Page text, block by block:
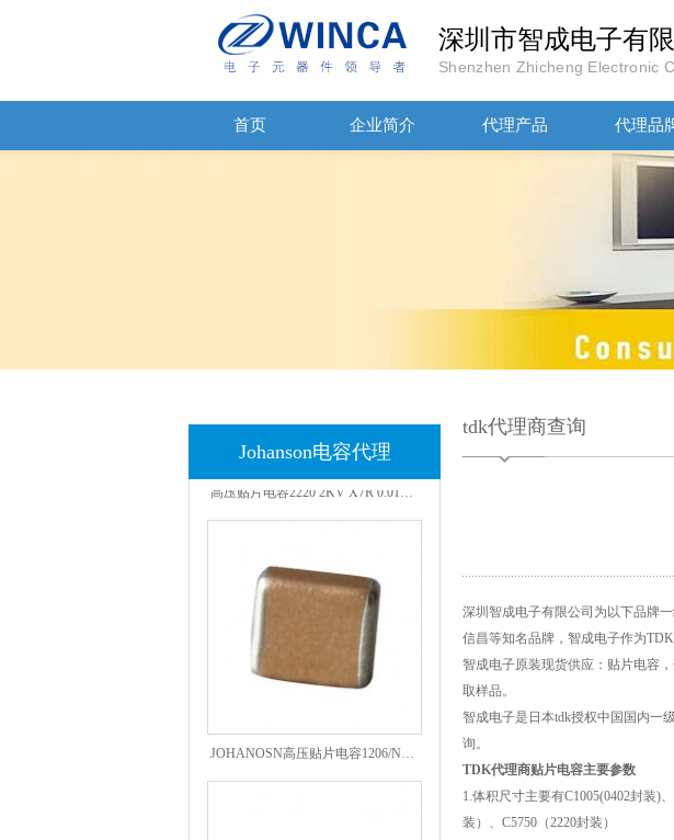
深圳市智成电子有
Shenzhen Zhicheng Electronic
首页 企业简介 代理产品 代理品
Johanson电容代理
高压贴片电容2220 2KV X7R 0.01UF封装
JOHANOSN高压贴片电容1206/NPO/1000V/220PF/J档封装
tdk代理商查询
深圳智成电子有限公司为以下品牌
信昌等知名品牌，智成电子作为
智成电子原装现货供应：贴片电容
取样品。
智成电子是日本tdk授权中国国内一
询。
TDK代理商贴片电容主要参数
1.体积尺寸主要有C1005(0402封装)
装）、C5750（2220封装）